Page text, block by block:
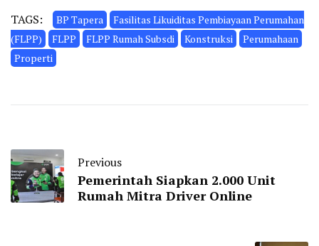
TAGS: BP Tapera
Fasilitas Likuiditas Pembiayaan Perumahan
(FLPP)
FLPP FLPP Rumah Subsdi Konstruksi
Perumahaan
Properti
Previous
Pemerintah Siapkan 2.000 Unit
Rumah Mitra Driver Online